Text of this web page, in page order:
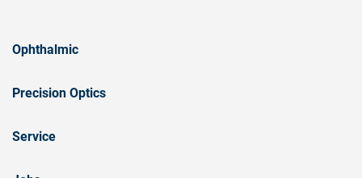
Ophthalmic
Precision Optics
Service